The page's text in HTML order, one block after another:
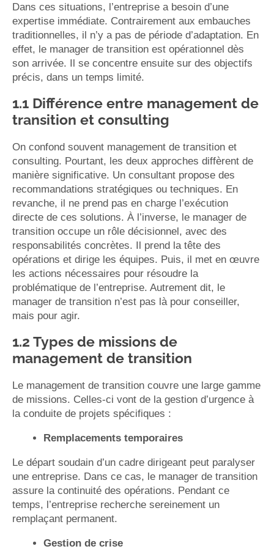
Dans ces situations, l’entreprise a besoin d’une
expertise immédiate. Contrairement aux embauches
traditionnelles, il n’y a pas de période d’adaptation. En
effet, le manager de transition est opérationnel dès
son arrivée. Il se concentre ensuite sur des objectifs
précis, dans un temps limité.
1.1 Différence entre management de
transition et consulting
On confond souvent management de transition et
consulting. Pourtant, les deux approches diffèrent de
manière significative. Un consultant propose des
recommandations stratégiques ou techniques. En
revanche, il ne prend pas en charge l’exécution
directe de ces solutions. À l’inverse, le manager de
transition occupe un rôle décisionnel, avec des
responsabilités concrètes. Il prend la tête des
opérations et dirige les équipes. Puis, il met en œuvre
les actions nécessaires pour résoudre la
problématique de l’entreprise. Autrement dit, le
manager de transition n’est pas là pour conseiller,
mais pour agir.
1.2 Types de missions de
management de transition
Le management de transition couvre une large gamme
de missions. Celles-ci vont de la gestion d’urgence à
la conduite de projets spécifiques :
Remplacements temporaires
Le départ soudain d’un cadre dirigeant peut paralyser
une entreprise. Dans ce cas, le manager de transition
assure la continuité des opérations. Pendant ce
temps, l’entreprise recherche sereinement un
remplaçant permanent.
Gestion de crise